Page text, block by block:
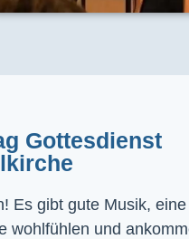
Gottesdienst
Es gibt gute Musik,
wohlfühlen und